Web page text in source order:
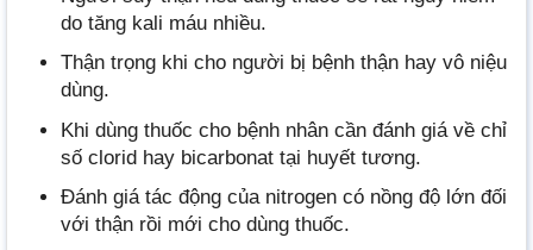
do tăng kali máu nhiều.
Thận trọng khi cho người bị bệnh thận hay vô niệu
dùng.
Khi dùng thuốc cho bệnh nhân cần đánh giá về chỉ
số clorid hay bicarbonat tại huyết tương.
Đánh giá tác động của nitrogen có nồng độ lớn đối
với thận rồi mới cho dùng thuốc.